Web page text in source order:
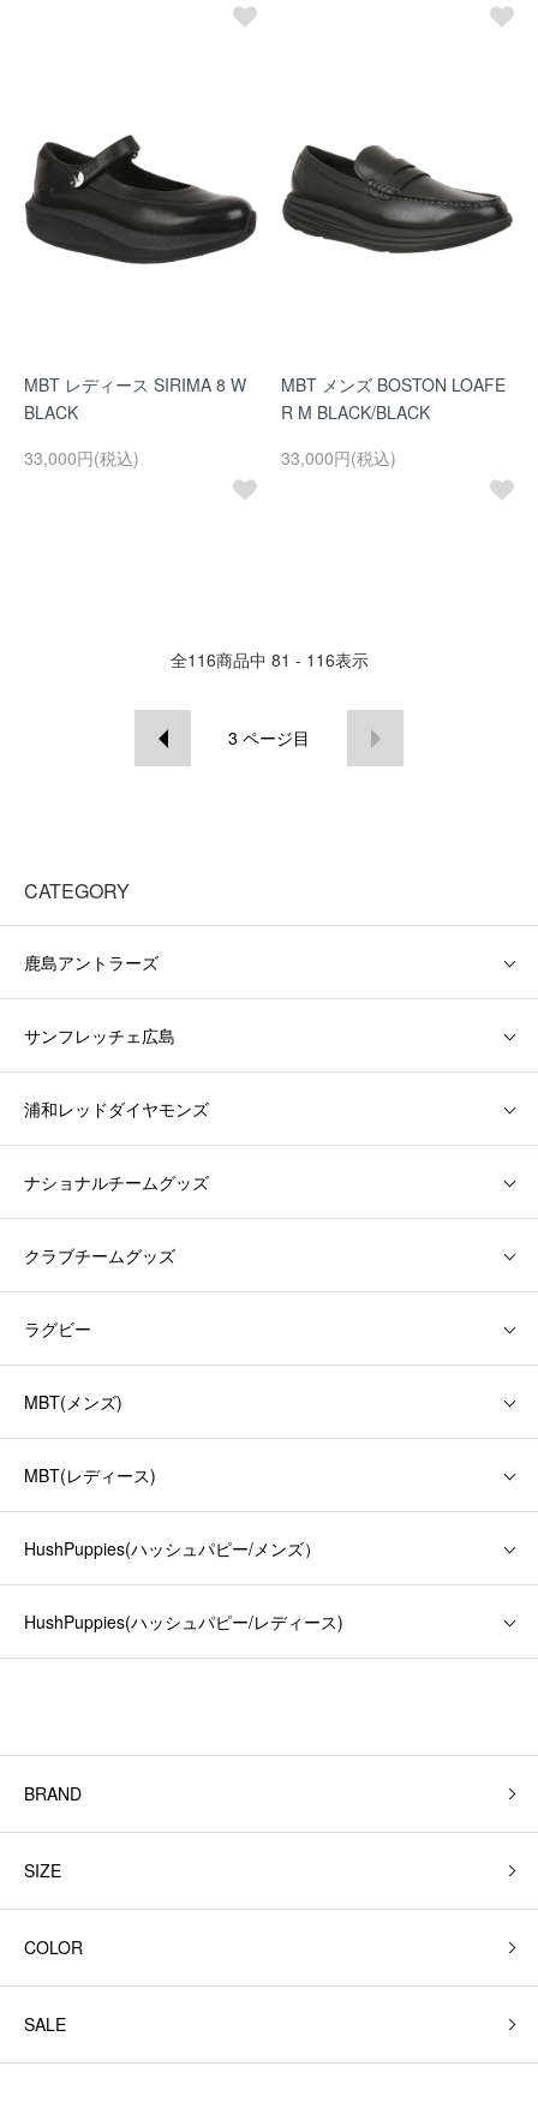
MBT レディース SIRIMA 8 W
BLACK
33,000円(税込)
MBT メンズ BOSTON LOAFE
R M BLACK/BLACK
33,000円(税込)
全116商品中 81 - 116表示
3 ページ目
CATEGORY
鹿島アントラーズ
サンフレッチェ広島
浦和レッドダイヤモンズ
ナショナルチームグッズ
クラブチームグッズ
ラグビー
MBT(メンズ)
MBT(レディース)
HushPuppies(ハッシュパピー/メンズ）
HushPuppies(ハッシュパピー/レディース)
BRAND
SIZE
COLOR
SALE